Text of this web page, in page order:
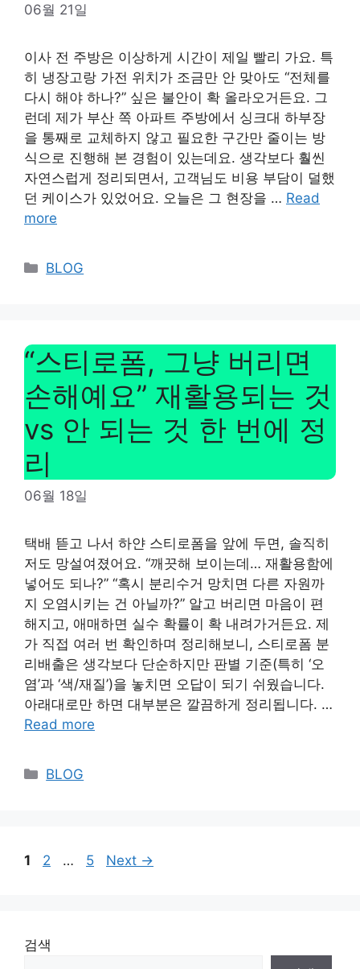
06월 21일
이사 전 주방은 이상하게 시간이 제일 빨리 가요. 특
히 냉장고랑 가전 위치가 조금만 안 맞아도 “전체를
다시 해야 하나?” 싶은 불안이 확 올라오거든요. 그
런데 제가 부산 쪽 아파트 주방에서 싱크대 하부장
을 통째로 교체하지 않고 필요한 구간만 줄이는 방
식으로 진행해 본 경험이 있는데요. 생각보다 훨씬
자연스럽게 정리되면서, 고객님도 비용 부담이 덜했
던 케이스가 있었어요. 오늘은 그 현장을 … Read
more
Categories
BLOG
“스티로폼, 그냥 버리면
손해예요” 재활용되는 것
vs 안 되는 것 한 번에 정
리
06월 18일
택배 뜯고 나서 하얀 스티로폼을 앞에 두면, 솔직히
저도 망설여졌어요. “깨끗해 보이는데… 재활용함에
넣어도 되나?” “혹시 분리수거 망치면 다른 자원까
지 오염시키는 건 아닐까?” 알고 버리면 마음이 편
해지고, 애매하면 실수 확률이 확 내려가거든요. 제
가 직접 여러 번 확인하며 정리해보니, 스티로폼 분
리배출은 생각보다 단순하지만 판별 기준(특히 ‘오
염’과 ‘색/재질’)을 놓치면 오답이 되기 쉬웠습니다.
아래대로만 하면 대부분은 깔끔하게 정리됩니다. …
Read more
Categories
BLOG
Page
1 Page
2 … Page
5 Next →
검색